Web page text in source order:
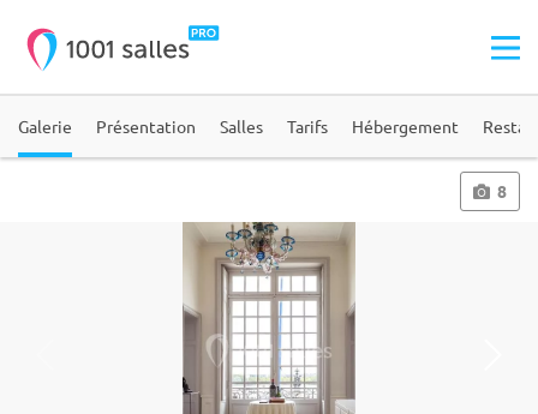
Galerie Présentation Salles Tarifs Hébergement
8